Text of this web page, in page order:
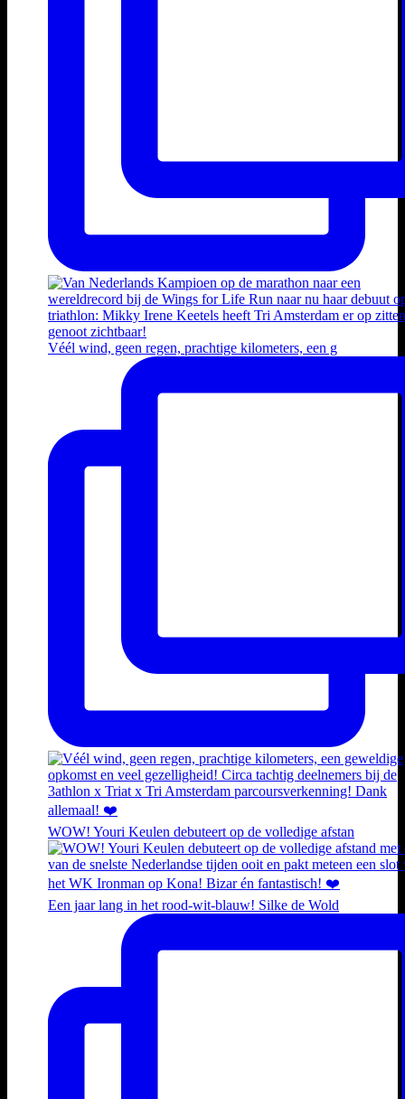
Véél wind, geen regen, prachtige kilometers, een g
WOW! Youri Keulen debuteert op de volledige afstan
Een jaar lang in het rood-wit-blauw! Silke de Wold